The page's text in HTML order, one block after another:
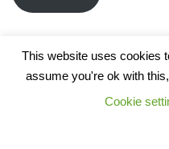
This website uses cookies
assume you're ok with
Cookie